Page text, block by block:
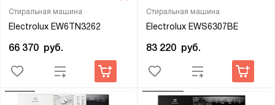
Стиральная машина
Electrolux EW6TN3262
66 370 руб.
Стиральная машина
Electrolux EWS6307BE
83 220 руб.